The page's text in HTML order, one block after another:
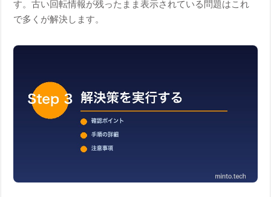
す。古い回転情報が残ったまま表示されている問題はこれ
で多くが解決します。